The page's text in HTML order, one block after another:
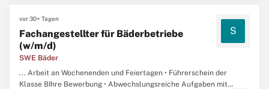
vor 30+ Tagen
Fachangestellter für Bäderbetriebe
(w/m/d)
SWE Bäder
S
... Arbeit an Wochenenden und Feiertagen • Führerschein der
Klasse BIhre Bewerbung • Abwechslungsreiche Aufgaben mit